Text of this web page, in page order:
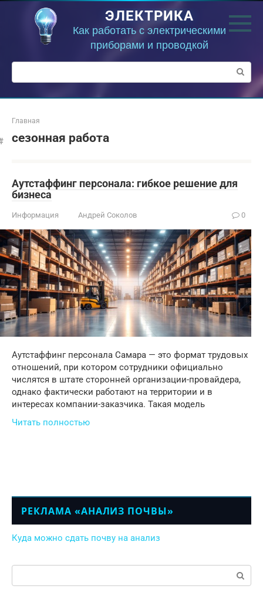
ЭЛЕКТРИКА
Как работать с электрическими
приборами и проводкой
Поиск:
Главная
сезонная работа
Аутстаффинг персонала: гибкое решение для
бизнеса
Информация Андрей Соколов 0
Аутстаффинг персонала Самара — это формат трудовых
отношений, при котором сотрудники официально
числятся в штате сторонней организации-провайдера,
однако фактически работают на территории и в
интересах компании-заказчика. Такая модель
Читать полностью
РЕКЛАМА «АНАЛИЗ ПОЧВЫ»
Куда можно сдать почву на анализ
Поиск: